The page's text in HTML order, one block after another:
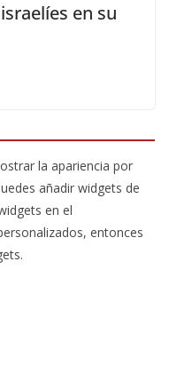
en su
la apariencia por
añadir widgets de
en el
entonces